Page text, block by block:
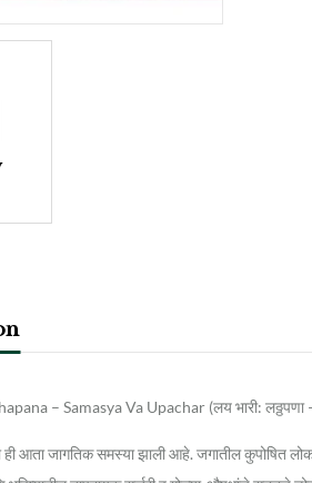
– Samasya Va Upachar (लय भारी: लठ्ठपणा
ही आता जागतिक समस्या झाली आहे. जगातील कुपोषित